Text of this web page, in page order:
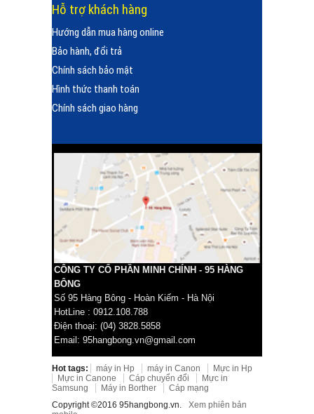
Hỗ trợ khách hàng
Hướng dẫn mua hàng online
Bảo hành, đổi trả
Chính sách bảo mật
Hình thức thanh toán
Chính sách giao hàng
CÔNG TY CỔ PHẦN MINH CHÍNH - 95 HÀNG
BÔNG
Số 95 Hàng Bông - Hoàn Kiếm - Hà Nội
HotLine : 0912.108.788
Điện thoại: (04) 3828.5858
Email: 95hangbong.vn@gmail.com
Hot tags: máy in Hp máy in Canon
Mực in Hp
Mực in Canone
Cáp chuyển đổi
Mực in
Samsung
Máy in Borther
Cáp mạng
Copyright ©2016 95hangbong.vn.
Xem phiên bản